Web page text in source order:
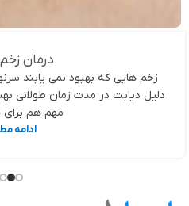
درمان
زخم هایی که بهبود نمی یابند
دلیل دیابت در مدت زمان طولانی
مهم هم
ادامه